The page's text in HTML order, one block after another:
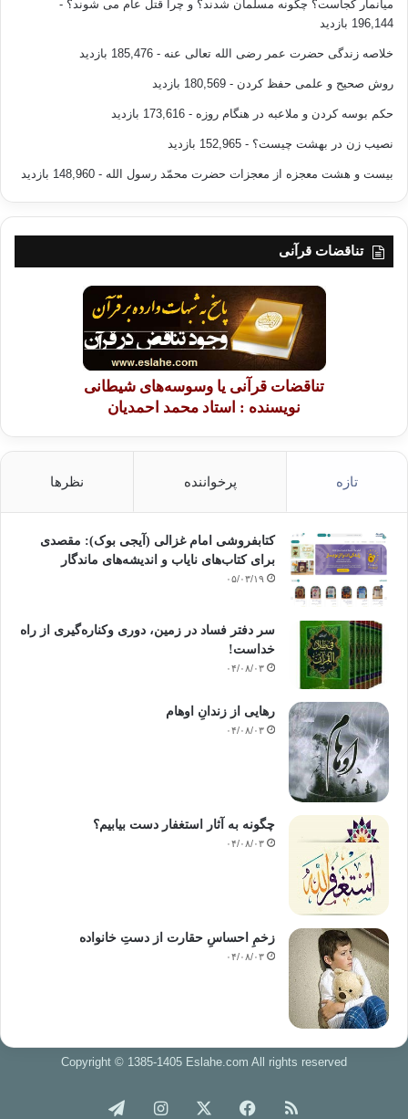
میانمار کجاست؟ چگونه مسلمان شدند؟ و چرا قتل عام می شوند؟ -
196,144 بازدید
خلاصه زندگی حضرت عمر رضی الله تعالی عنه - 185,476 بازدید
روش صحیح و علمی حفظ کردن - 180,569 بازدید
حکم بوسه کردن و ملاعبه در هنگام روزه - 173,616 بازدید
نصیب زن در بهشت چیست؟ - 152,965 بازدید
بیست و هشت معجزه از معجزات حضرت محمّد رسول الله - 148,960 بازدید
تناقضات قرآنی
تناقضات قرآنی یا وسوسه‌های شیطانی
نویسنده : استاد محمد احمدیان
تازه پرخواننده نظرها
کتابفروشی امام غزالی (آیجی بوک): مقصدی
برای کتاب‌های نایاب و اندیشه‌های ماندگار
۰۵/۰۳/۱۹
سر دفتر فساد در زمین‌، دوری وکناره‌گیری از راه
خداست‌!
۰۴/۰۸/۰۳
رهایی از زندانِ اوهام
۰۴/۰۸/۰۳
چگونه به آثار استغفار دست بیابیم؟
۰۴/۰۸/۰۳
زخمِ احساسِ حقارت از دستِ خانواده
۰۴/۰۸/۰۳
Copyright © 1385-1405 Eslahe.com All rights reserved
خوراک فیس اینستاگرام